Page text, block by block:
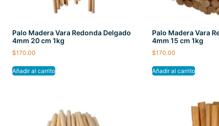
Palo Madera Vara Redonda Delgado
4mm 20 cm 1kg
$170.00
Añadir al carrito
Palo Madera Vara
4mm 15 cm 1kg
$170.00
Añadir al carrito